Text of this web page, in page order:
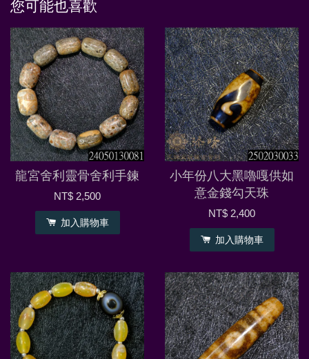
您可能也喜歡
龍宮舍利靈骨舍利手鍊
NT$ 2,500
加入購物車
小年份八大黑嚕嘎供如
意金錢勾天珠
NT$ 2,400
加入購物車